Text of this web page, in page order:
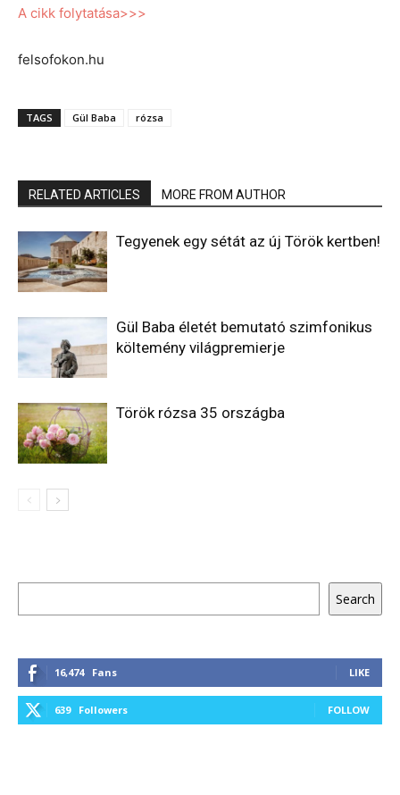
A cikk folytatása>>>
felsofokon.hu
TAGS Gül Baba rózsa
RELATED ARTICLES MORE FROM AUTHOR
Tegyenek egy sétát az új Török kertben!
Gül Baba életét bemutató szimfonikus
költemény világpremierje
Török rózsa 35 országba
Search
16,474 Fans LIKE
639 Followers FOLLOW